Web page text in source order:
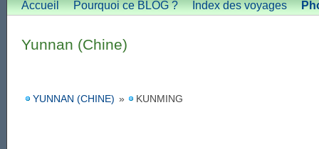
Accueil Pourquoi ce BLOG ? Index des voyages
Yunnan (Chine)
YUNNAN (CHINE) » KUNMING